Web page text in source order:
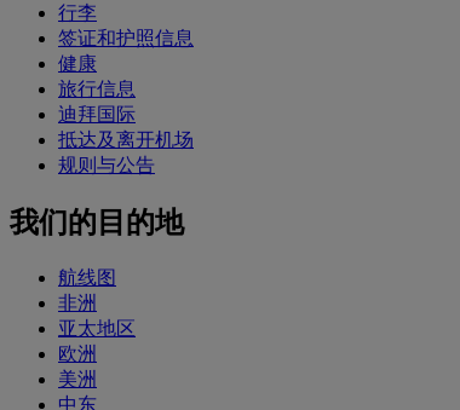
行李
签证和护照信息
健康
旅行信息
迪拜国际
抵达及离开机场
规则与公告
我们的目的地
航线图
非洲
亚太地区
欧洲
美洲
中东